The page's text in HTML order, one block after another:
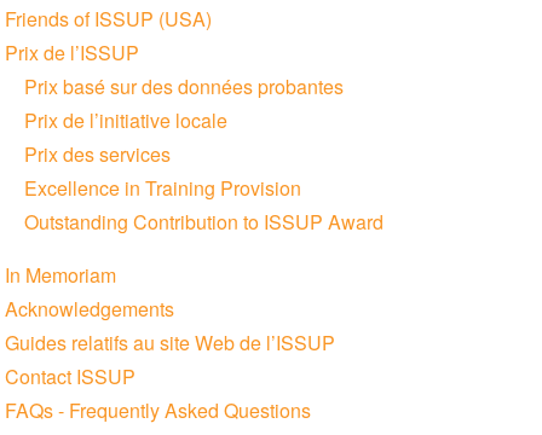
Friends of ISSUP (USA)
Prix de l’ISSUP
Prix basé sur des données probantes
Prix de l’initiative locale
Prix des services
Excellence in Training Provision
Outstanding Contribution to ISSUP Award
In Memoriam
Acknowledgements
Guides relatifs au site Web de l’ISSUP
Contact ISSUP
FAQs - Frequently Asked Questions